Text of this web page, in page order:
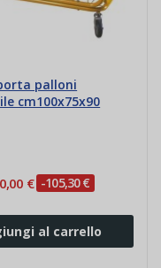
palloni
cm100x75x90
€ -105,30 €
al carrello